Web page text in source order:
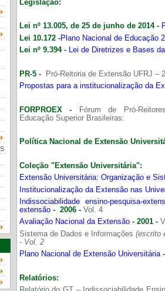
Legislação:
Lei nº 13.005, de 25 de junho de 2014 -
Lei 10.172 -Plano Nacional de Educação
Lei nº 9.394 - Lei de Diretrizes e Bases
PR-5 -Pró-Reitoria de Extensão UFRJ –
Propostas para a institucionalização da
FORPROEX-
Fórum de Pró-
Educação Superior Brasileiras:
Política Nacional de Extensão
Coleção "Extensão Universitária":
Extensão Universitária: Organização e
Institucionalização da Extensão nas
Indissociabilidade ensino-pesquisa-
extensão - 2006 -Vol. 4
Avaliação Nacional da Extensão - 2001 -
Sistema de Dados e Informações (escrito
- Vol. 2
Plano Nacional de Extensão Universitária -
Relatórios:
Guia de boas práticas